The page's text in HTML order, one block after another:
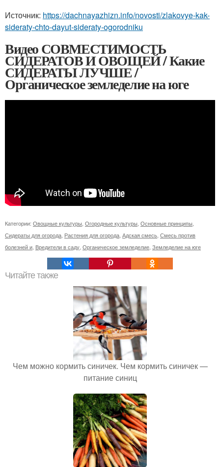
Источник: https://dachnayazhizn.info/novosti/zlakovye-kak-
sideraty-chto-dayut-sideraty-ogorodniku
Видео СОВМЕСТИМОСТЬ
СИДЕРАТОВ И ОВОЩЕЙ / Какие
СИДЕРАТЫ ЛУЧШЕ /
Органическое земледелие на юге
Категории: Овощные культуры Огородные культуры Основные принципы
Сидераты для огорода Растения для огорода Адская смесь Смесь против
болезней и Вредители в саду Органическое земледелие Земледелие на юге
Читайте также
Чем можно кормить синичек. Чем кормить синичек —
питание синиц